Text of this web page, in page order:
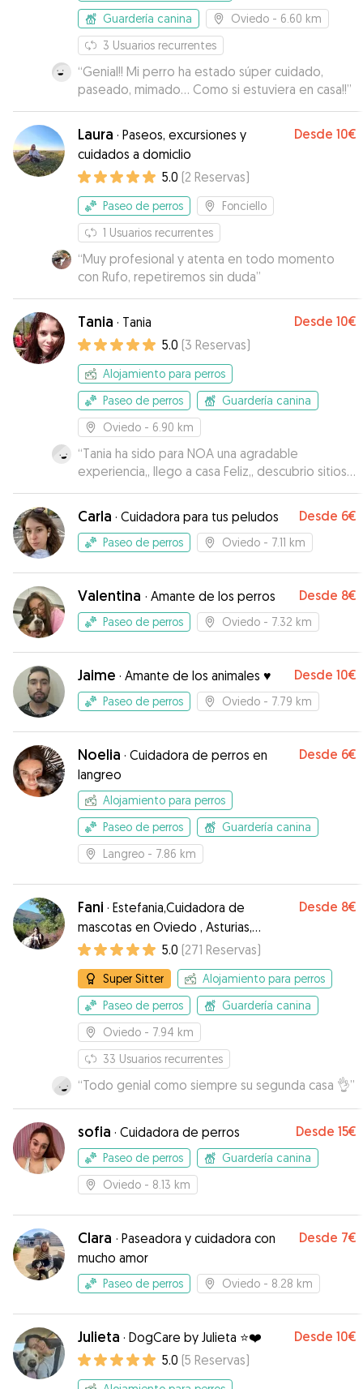
Guardería canina
Oviedo - 6.60 km
3 Usuarios recurrentes
“Genial!! Mi perro ha estado súper cuidado,
paseado, mimado… Como si estuviera en casa!!”
Laura · Paseos, excursiones y
cuidados a domiclio
Desde 10€
5.0 (2 Reservas)
Paseo de perros
Fonciello
1 Usuarios recurrentes
“Muy profesional y atenta en todo momento
con Rufo, repetiremos sin duda”
Tania · Tania Desde 10€
5.0 (3 Reservas)
Alojamiento para perros
Paseo de perros
Guardería canina
Oviedo - 6.90 km
“Tania ha sido para NOA una agradable
experiencia,, llego a casa Feliz,, descubrio sitios
muy bonitos con Tania,,la experiencia es de 10,
Tania es para nosotros de total confianza ,
cariñosa, y NOA, seguro deseando volver a
dsifrutar de descubrir nuevas aventuras con
susper chulos con NOA.. muy agrdecida por su
atención y cuidado..”
Carla · Cuidadora para tus peludos Desde 6€
Paseo de perros Oviedo - 7.11 km
Valentina · Amante de los perros Desde 8€
Paseo de perros Oviedo - 7.32 km
Jaime · Amante de los animales ♥️ Desde 10€
Paseo de perros Oviedo - 7.79 km
Noelia · Cuidadora de perros en
langreo
Desde 6€
Alojamiento para perros
Paseo de perros
Guardería canina
Langreo - 7.86 km
Fani · Estefania,Cuidadora de
mascotas en Oviedo , Asturias,
España
Desde 8€
5.0 (271 Reservas)
Super Sitter
Alojamiento para perros
Paseo de perros
Guardería canina
Oviedo - 7.94 km
33 Usuarios recurrentes
“Todo genial como siempre su segunda casa 👌”
sofia · Cuidadora de perros Desde 15€
Paseo de perros
Guardería canina
Oviedo - 8.13 km
Clara · Paseadora y cuidadora con
mucho amor
Desde 7€
Paseo de perros Oviedo - 8.28 km
Julieta · DogCare by Julieta ⭐️❤️ Desde 10€
5.0 (5 Reservas)